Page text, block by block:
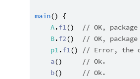
main() {
A.f1()
// OK,
B.f2()
// OK,
p1.f1()
// Error, the
a()
// Ok.
b()
// Ok.